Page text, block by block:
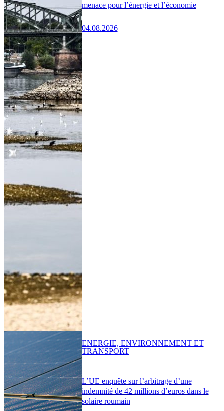
menace pour l’énergie et l’économie
04.08.2026
L’UE enquête sur l’arbitrage d’une
indemnité de 42 millions d’euros dans le
solaire roumain
ENERGIE, ENVIRONNEMENT ET
TRANSPORT